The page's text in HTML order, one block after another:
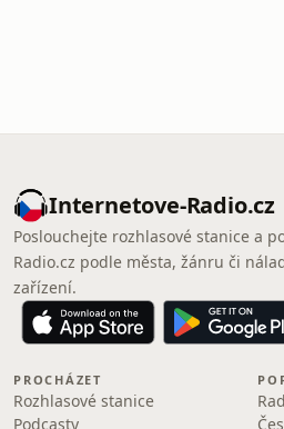
Internetove-Radio.cz
Poslouchejte rozhlasové stanice a
Radio.cz podle města, žánru či
zařízení.
PROCHÁZET
Rozhlasové stanice
Podcasty